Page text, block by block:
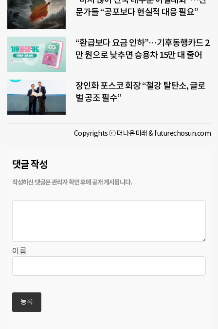
문가들 “공포보다 현실적 대응 필요”
“환급보다 요금 인하”…기후동행카드 2
만 원으로 낮추면 승용차 15만 대 줄어
장인화 포스코 회장 “철강 탈탄소, 글로
벌 공조 필수”
Copyrights ⓒ 더나은미래 & futurechosun.com
댓글 작성
이름